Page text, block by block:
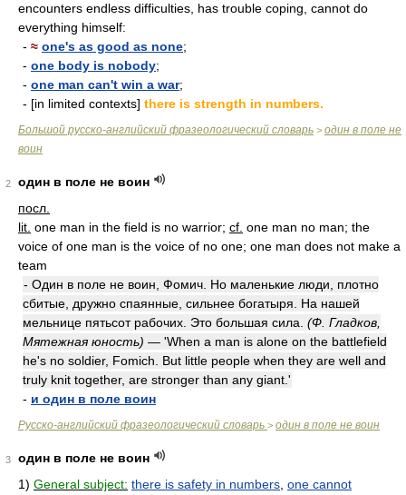
encounters endless difficulties, has trouble coping, cannot do
everything himself:
- ≈ one's as good as none;
- one body is nobody;
- one man can't win a war;
- [in limited contexts] there is strength in numbers.
Большой русско-английский фразеологический словарь > один в поле не
воин
2
один в поле не воин
посл.
lit. one man in the field is no warrior; cf. one man no man; the
voice of one man is the voice of no one; one man does not make a
team
- Один в поле не воин, Фомич. Но маленькие люди, плотно
сбитые, дружно спаянные, сильнее богатыря. На нашей
мельнице пятьсот рабочих. Это большая сила. (Ф. Гладков,
Мятежная юность) — 'When a man is alone on the battlefield
he's no soldier, Fomich. But little people when they are well and
truly knit together, are stronger than any giant.'
- и один в поле воин
Русско-английский фразеологический словарь > один в поле не воин
3
один в поле не воин
1) General subject: there is safety in numbers one cannot